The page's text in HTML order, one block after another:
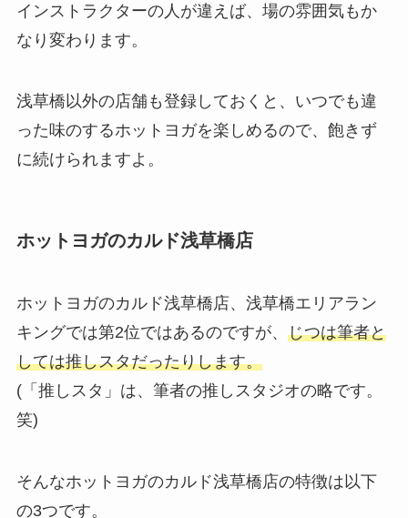
インストラクターの人が違えば、場の雰囲気もか
なり変わります。
浅草橋以外の店舗も登録しておくと、いつでも違
った味のするホットヨガを楽しめるので、飽きず
に続けられますよ。
ホットヨガのカルド浅草橋店
ホットヨガのカルド浅草橋店、浅草橋エリアラン
キングでは第2位ではあるのですが、 じつは筆者と
しては推しスタだったりします。
(「推しスタ」は、筆者の推しスタジオの略です。
笑)
そんなホットヨガのカルド浅草橋店の特徴は以下
の3つです。